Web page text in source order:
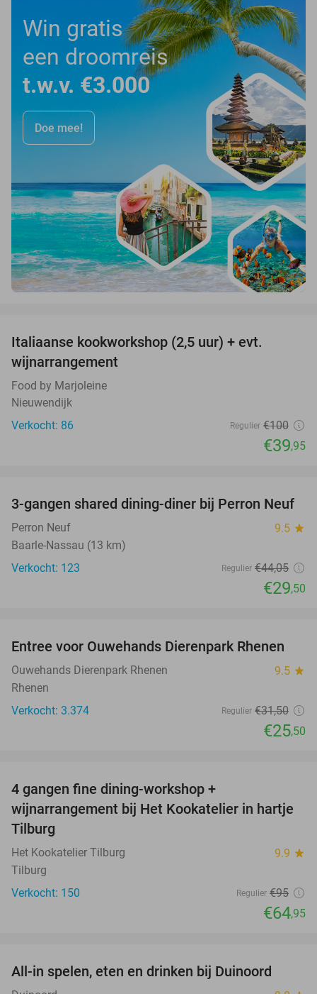
Win gratis
een droomreis
t.w.v. €3.000
Doe mee!
Italiaanse kookworkshop (2,5 uur) + evt.
wijnarrangement
Food by Marjoleine
Nieuwendijk
Verkocht: 86
Regulier €100
€39,95
33%
3-gangen shared dining-diner bij Perron Neuf
Perron Neuf 9.5 star
Baarle-Nassau (13 km)
Verkocht: 123
Regulier €44,05
€29,50
19%
Entree voor Ouwehands Dierenpark Rhenen
Ouwehands Dierenpark Rhenen 9.5 star
Rhenen
Verkocht: 3.374
Regulier €31,50
€25,50
4 gangen fine dining-workshop +
wijnarrangement bij Het Kookatelier in hartje
Tilburg
Het Kookatelier Tilburg 9.9 star
Tilburg
Verkocht: 150
Regulier €95
€64,95
All-in spelen, eten en drinken bij Duinoord